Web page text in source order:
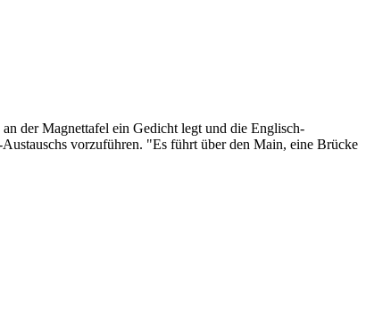
der Magnettafel ein Gedicht legt und die Englisch-
vorzuführen. "Es führt über den Main, eine Brücke